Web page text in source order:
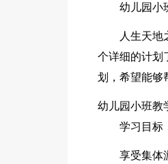
幼儿园小
人生天地
个详细的计划
划，希望能够
幼儿园小班教
学习目标
享受集体